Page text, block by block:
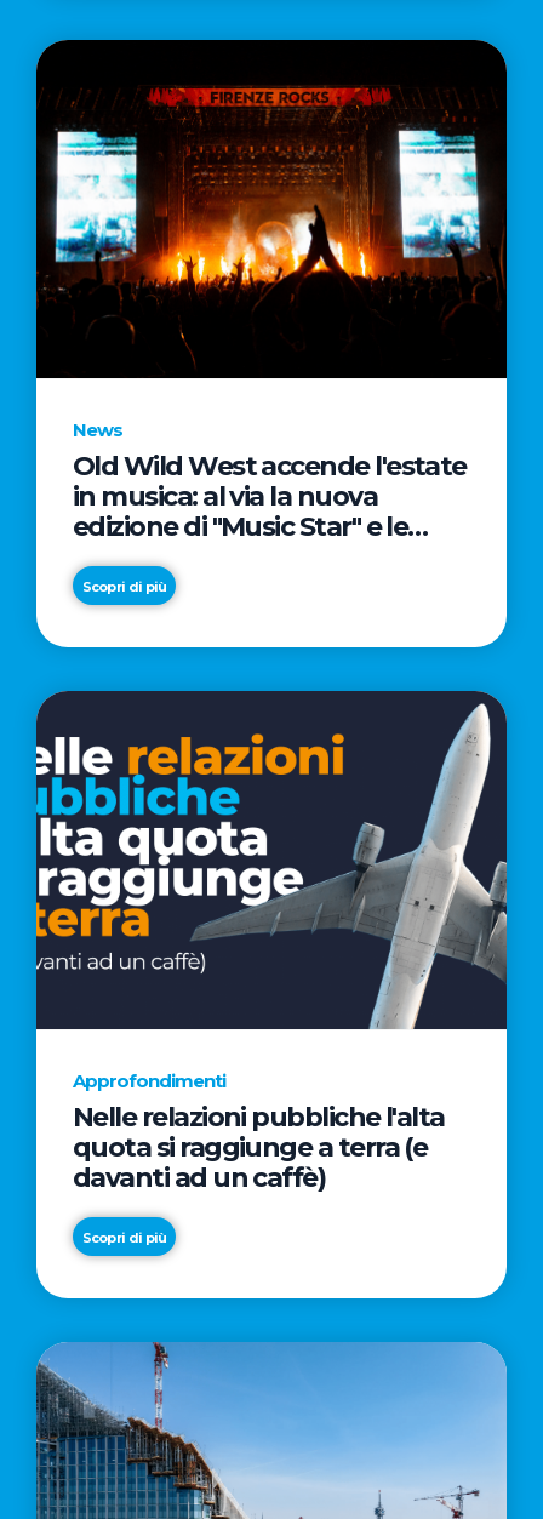
News
Old Wild West accende l'estate
in musica: al via la nuova
edizione di "Music Star" e le
prestigiose partnership con
Radio Italia e Live Nation
Scopri di più
Approfondimenti
Nelle relazioni pubbliche l'alta
quota si raggiunge a terra (e
davanti ad un caffè)
Scopri di più